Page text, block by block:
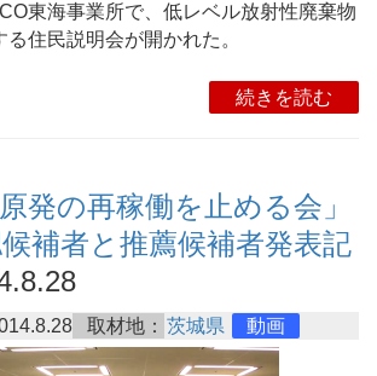
東海事業所で、低レベル放射性廃棄物
住民説明会が開かれた。
続きを読む
発の再稼働を止める会」
補者と推薦候補者発表記
取材地： 茨城県 動画